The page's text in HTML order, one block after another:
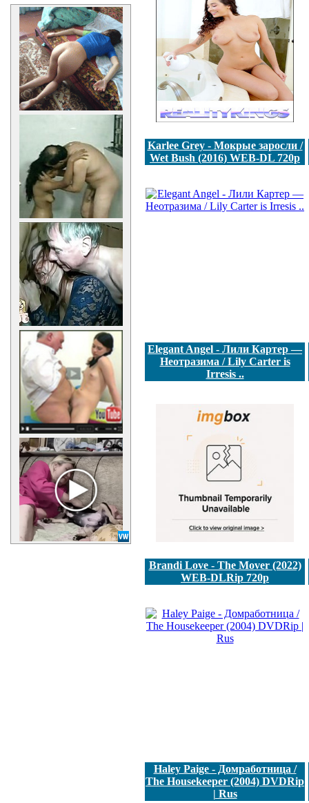
Karlee Grey - Мокрые заросли /
Wet Bush (2016) WEB-DL 720p
Elegant Angel - Лили Картер —
Неотразима / Lily Carter is
Irresis ..
Brandi Love - The Mover (2022)
WEB-DLRip 720p
Haley Paige - Домработница /
The Housekeeper (2004) DVDRip
| Rus